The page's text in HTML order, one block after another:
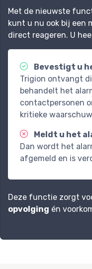
Met de nieuwste
kunt u nu ook bij een
direct reageren. U
Bevestigt u
Trigion ontvangt
behandelt het
contactpersonen
kritieke
Meldt u het
Dan wordt het
afgemeld en is
Deze functie zorgt
opvolging én